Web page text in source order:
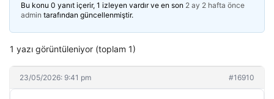
Bu konu 0 yanıt içerir, 1 izleyen vardır ve en son 2 ay 2 hafta önce
admin tarafından güncellenmiştir.
1 yazı görüntüleniyor (toplam 1)
23/05/2026: 9:41 pm #16910